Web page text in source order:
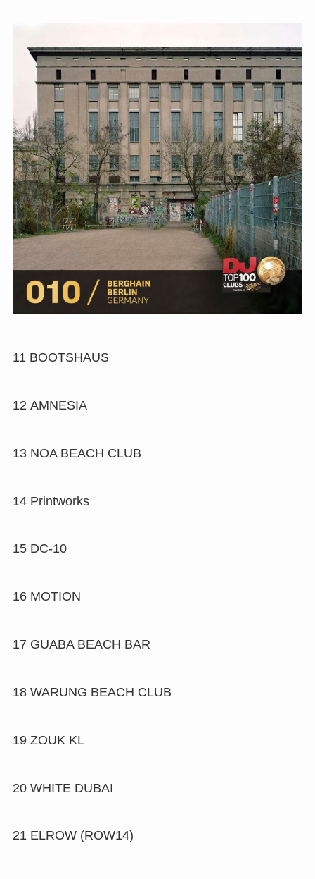
11 BOOTSHAUS
12 AMNESIA
13 NOA BEACH CLUB
14 Printworks
15 DC-10
16 MOTION
17 GUABA BEACH BAR
18 WARUNG BEACH CLUB
19 ZOUK KL
20 WHITE DUBAI
21 ELROW (ROW14)